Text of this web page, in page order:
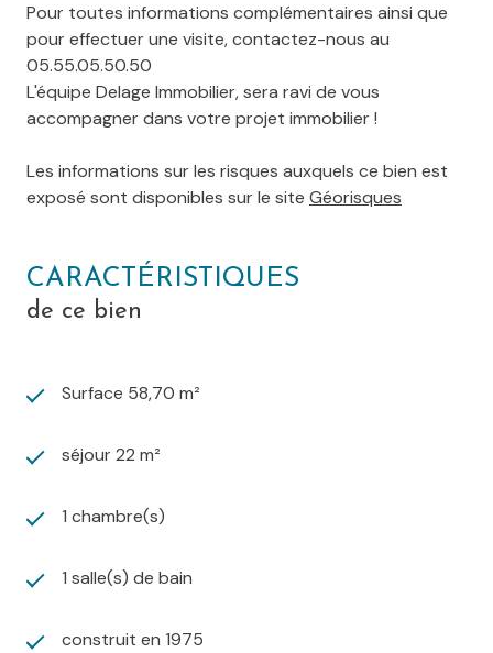
Pour toutes informations complémentaires ainsi que
pour effectuer une visite, contactez-nous au
05.55.05.50.50
L'équipe Delage Immobilier, sera ravi de vous
accompagner dans votre projet immobilier !
Les informations sur les risques auxquels ce bien est
exposé sont disponibles sur le site Géorisques
CARACTÉRISTIQUES
de ce bien
Surface 58,70 m²
séjour 22 m²
1 chambre(s)
1 salle(s) de bain
construit en 1975